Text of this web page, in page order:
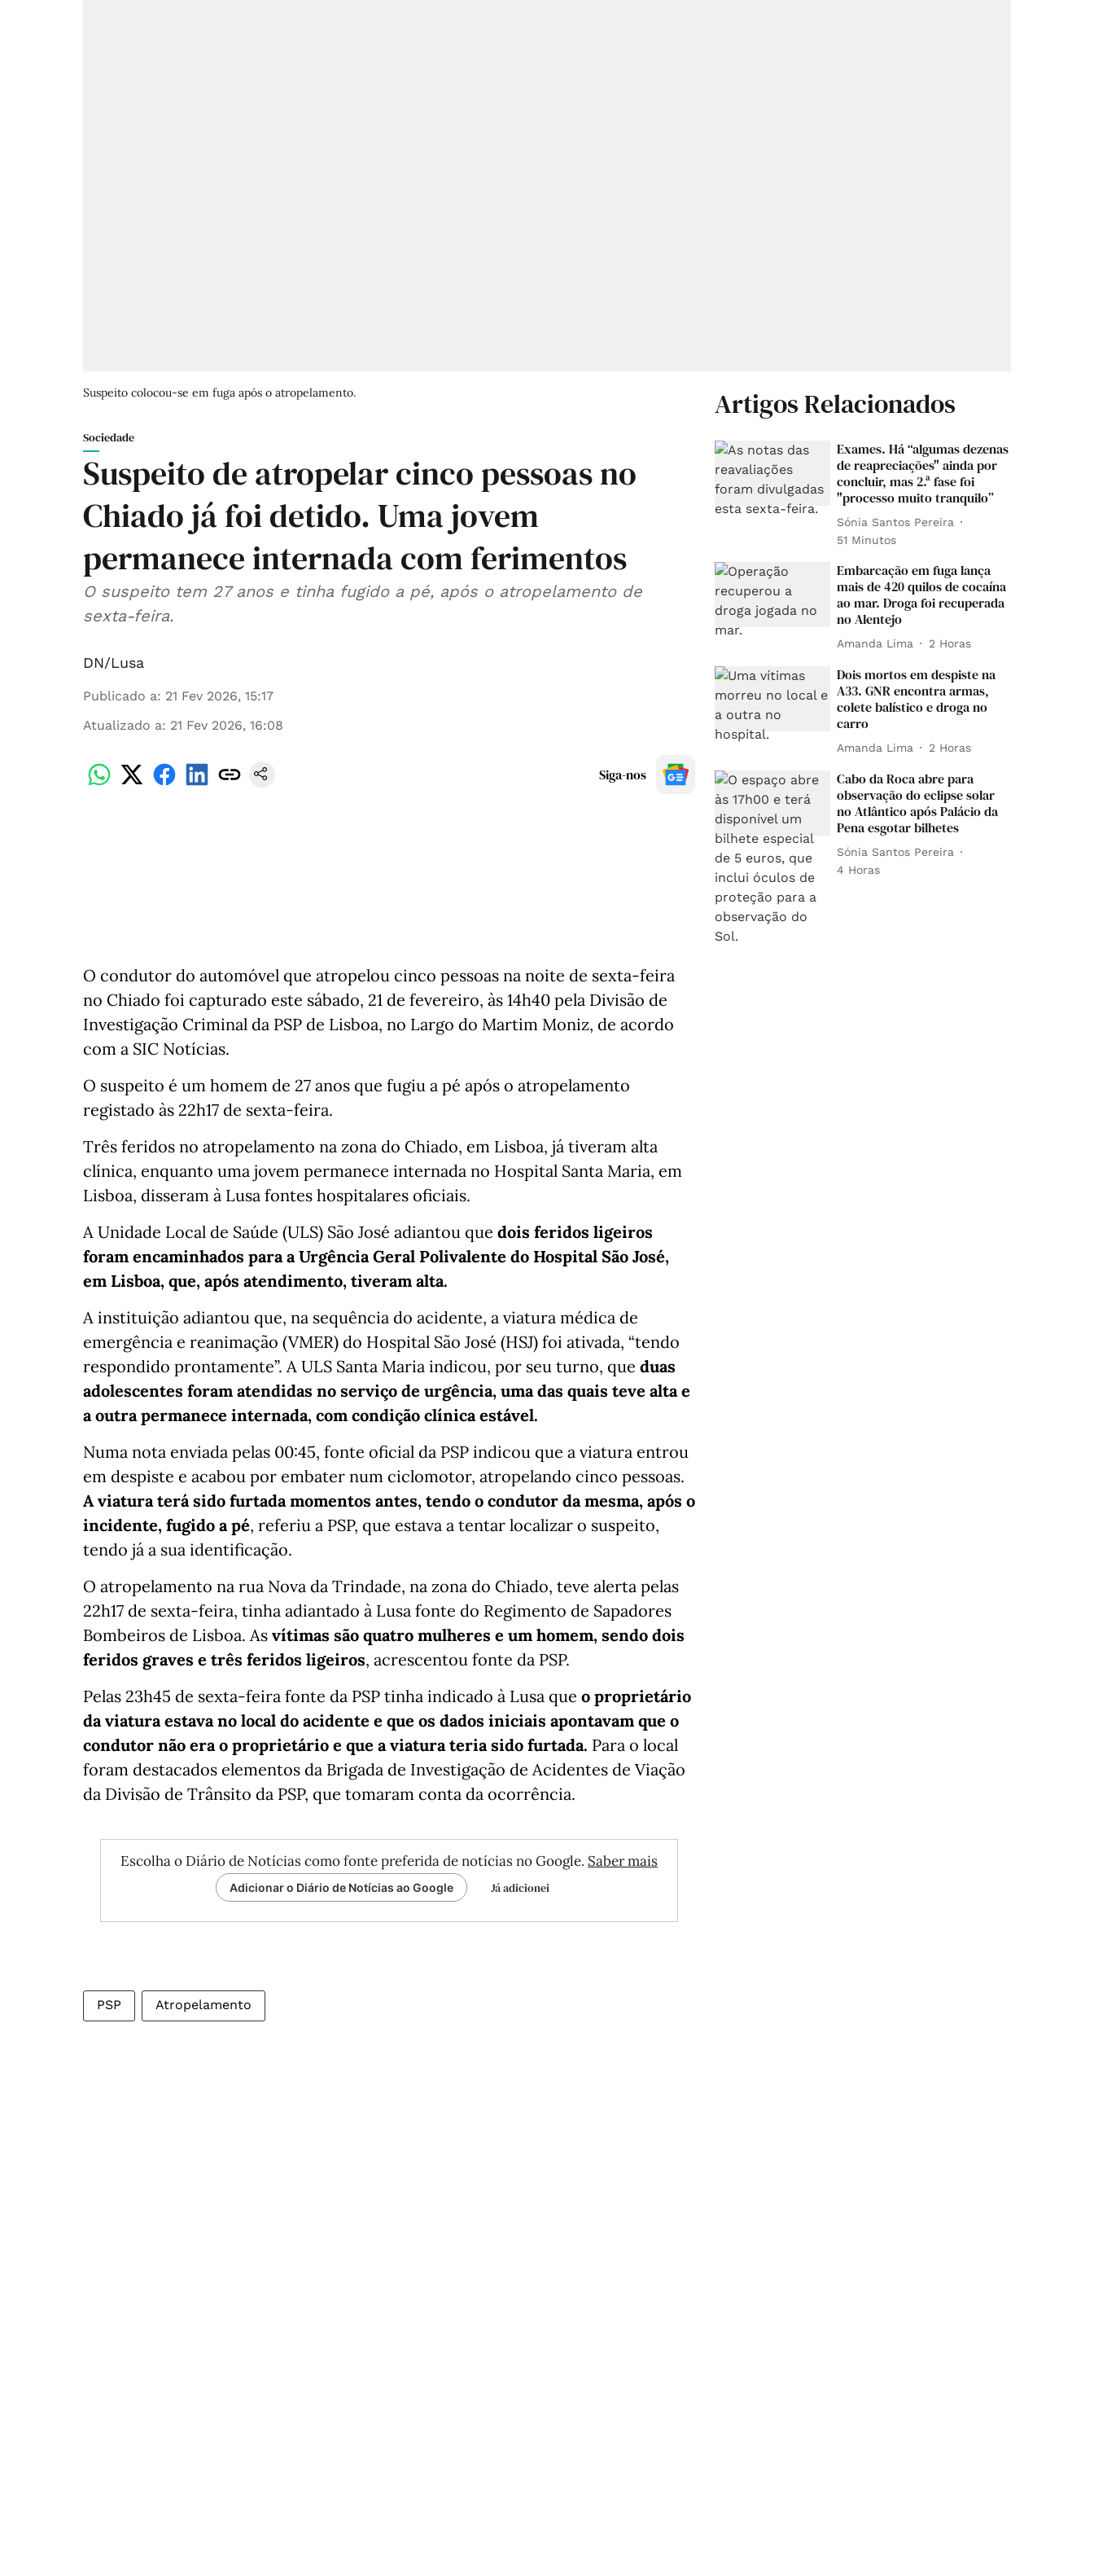
Suspeito colocou-se em fuga após o atropelamento.
Sociedade
Suspeito de atropelar cinco pessoas no
Chiado já foi detido. Uma jovem
permanece internada com ferimentos
O suspeito tem 27 anos e tinha fugido a pé, após o atropelamento de
sexta-feira.
DN/Lusa
Publicado a: 21 Fev 2026, 15:17
Atualizado a: 21 Fev 2026, 16:08
Siga-nos
O condutor do automóvel que atropelou cinco pessoas na noite de sexta-feira
no Chiado foi capturado este sábado, 21 de fevereiro, às 14h40 pela Divisão de
Investigação Criminal da PSP de Lisboa, no Largo do Martim Moniz, de acordo
com a SIC Notícias.
O suspeito é um homem de 27 anos que fugiu a pé após o atropelamento
registado às 22h17 de sexta-feira.
Três feridos no atropelamento na zona do Chiado, em Lisboa, já tiveram alta
clínica, enquanto uma jovem permanece internada no Hospital Santa Maria, em
Lisboa, disseram à Lusa fontes hospitalares oficiais.
A Unidade Local de Saúde (ULS) São José adiantou que dois feridos ligeiros
foram encaminhados para a Urgência Geral Polivalente do Hospital São José,
em Lisboa, que, após atendimento, tiveram alta.
A instituição adiantou que, na sequência do acidente, a viatura médica de
emergência e reanimação (VMER) do Hospital São José (HSJ) foi ativada, “tendo
respondido prontamente”. A ULS Santa Maria indicou, por seu turno, que duas
adolescentes foram atendidas no serviço de urgência, uma das quais teve alta e
a outra permanece internada, com condição clínica estável.
Numa nota enviada pelas 00:45, fonte oficial da PSP indicou que a viatura entrou
em despiste e acabou por embater num ciclomotor, atropelando cinco pessoas.
A viatura terá sido furtada momentos antes, tendo o condutor da mesma, após o
incidente, fugido a pé, referiu a PSP, que estava a tentar localizar o suspeito,
tendo já a sua identificação.
O atropelamento na rua Nova da Trindade, na zona do Chiado, teve alerta pelas
22h17 de sexta-feira, tinha adiantado à Lusa fonte do Regimento de Sapadores
Bombeiros de Lisboa. As vítimas são quatro mulheres e um homem, sendo dois
feridos graves e três feridos ligeiros, acrescentou fonte da PSP.
Pelas 23h45 de sexta-feira fonte da PSP tinha indicado à Lusa que o proprietário
da viatura estava no local do acidente e que os dados iniciais apontavam que o
condutor não era o proprietário e que a viatura teria sido furtada. Para o local
foram destacados elementos da Brigada de Investigação de Acidentes de Viação
da Divisão de Trânsito da PSP, que tomaram conta da ocorrência.
Escolha o Diário de Notícias como fonte preferida de notícias no Google. Saber mais
Adicionar o Diário de Notícias ao Google Já adicionei
PSP Atropelamento
Artigos Relacionados
Exames. Há “algumas dezenas
de reapreciações" ainda por
concluir, mas 2.ª fase foi
"processo muito tranquilo”
Sónia Santos Pereira
51 Minutos
Embarcação em fuga lança
mais de 420 quilos de cocaína
ao mar. Droga foi recuperada
no Alentejo
Amanda Lima 2 Horas
Dois mortos em despiste na
A33. GNR encontra armas,
colete balístico e droga no
carro
Amanda Lima 2 Horas
Cabo da Roca abre para
observação do eclipse solar
no Atlântico após Palácio da
Pena esgotar bilhetes
Sónia Santos Pereira
4 Horas